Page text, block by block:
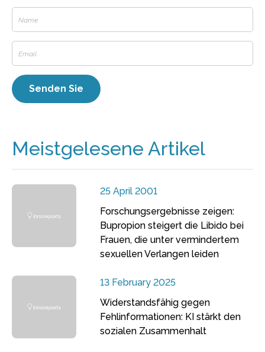
Meistgelesene Artikel
25 April 2001
Forschungsergebnisse zeigen:
Bupropion steigert die Libido bei
Frauen, die unter vermindertem
sexuellen Verlangen leiden
13 February 2025
Widerstandsfähig gegen
Fehlinformationen: KI stärkt den
sozialen Zusammenhalt